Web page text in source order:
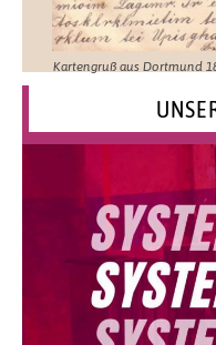
Kartengruß aus Dortmund